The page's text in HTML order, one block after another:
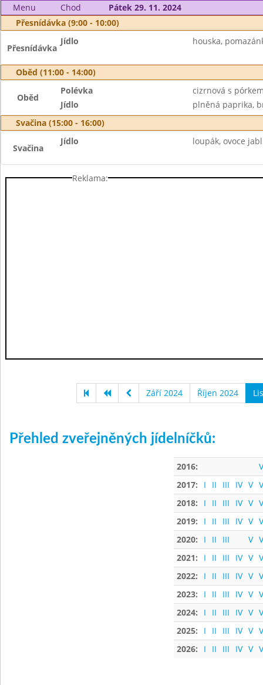
Menu Chod
Pátek 29. 11. 2024
Přesnídávka (9:00 - 10:00)
Přesnídávka
Jídlo houska,
Oběd (11:00 - 14:00)
Oběd
Polévka
cizrnová s
Jídlo
plněná paprika,
Svačina (15:00 - 16:00)
Svačina
Jídlo loupák, ovoce
Reklama:
Září 2024 Říjen 2024
Přehled zveřejněných jídelníčků:
2016:
2017:
I II III IV V
2018:
I II III IV V
2019:
I II III IV V
2020:
I II III V
2021:
I II III IV V
2022:
I II III IV V
2023:
I II III IV V
2024:
I II III IV V
2025:
I II III IV V
2026:
I II III IV V